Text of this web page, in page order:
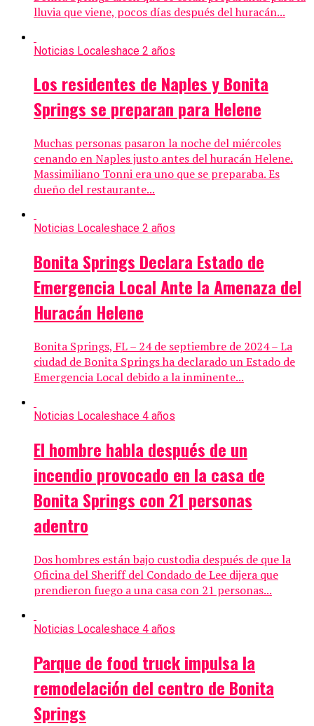
lluvia que viene, pocos días después del huracán...
Noticias Localeshace 2 años
Los residentes de Naples y Bonita
Springs se preparan para Helene
Muchas personas pasaron la noche del miércoles
cenando en Naples justo antes del huracán Helene.
Massimiliano Tonni era uno que se preparaba. Es
dueño del restaurante...
Noticias Localeshace 2 años
Bonita Springs Declara Estado de
Emergencia Local Ante la Amenaza del
Huracán Helene
Bonita Springs, FL – 24 de septiembre de 2024 – La
ciudad de Bonita Springs ha declarado un Estado de
Emergencia Local debido a la inminente...
Noticias Localeshace 4 años
El hombre habla después de un
incendio provocado en la casa de
Bonita Springs con 21 personas
adentro
Dos hombres están bajo custodia después de que la
Oficina del Sheriff del Condado de Lee dijera que
prendieron fuego a una casa con 21 personas...
Noticias Localeshace 4 años
Parque de food truck impulsa la
remodelación del centro de Bonita
Springs